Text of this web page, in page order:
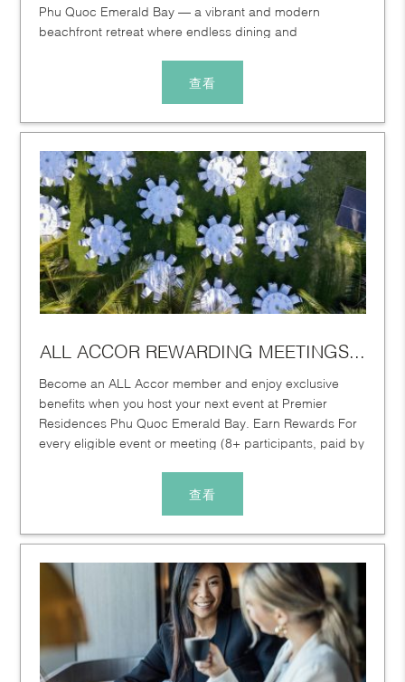
Phu Quoc Emerald Bay — a vibrant and modern
beachfront retreat where endless dining and
查看
ALL ACCOR REWARDING MEETINGS...
Become an ALL Accor member and enjoy exclusive
benefits when you host your next event at Premier
Residences Phu Quoc Emerald Bay. Earn Rewards For
every eligible event or meeting (8+ participants, paid by
查看